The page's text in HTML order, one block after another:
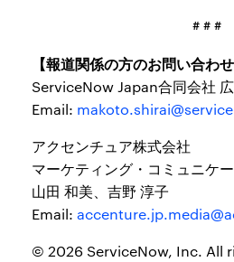
# # #
【報道関係の方のお問い合わせ
ServiceNow Japan合同会社
Email:
アクセンチュア株式会社
マーケティング・コミュニケ
山田 和美、吉野 淳子
Email:
© 2026 ServiceNow, Inc. All